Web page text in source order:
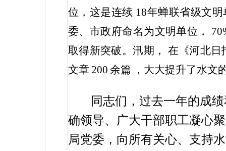
位，这是连续 18年蝉联省级文
委、市政府命名为文明单位，
取得新突破。汛期， 在 《河北
文章 200 余篇 ，大大提升了水文
同志们，过去一年的成
确领导、广大干部职工凝心
局党委，向所有关心、支持